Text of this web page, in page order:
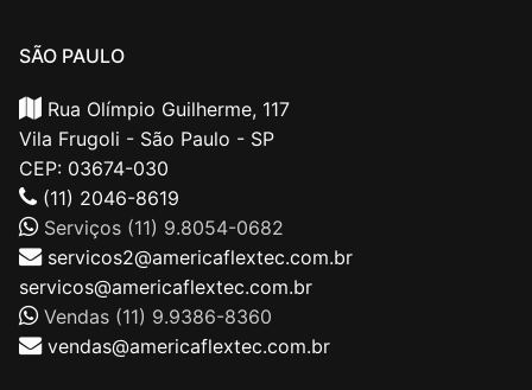
SÃO PAULO
Rua Olímpio Guilherme, 117
Vila Frugoli - São Paulo - SP
CEP: 03674-030
(11) 2046-8619
Serviços (11) 9.8054-0682
servicos2@americaflextec.com.br
servicos@americaflextec.com.br
Vendas (11) 9.9386-8360
vendas@americaflextec.com.br